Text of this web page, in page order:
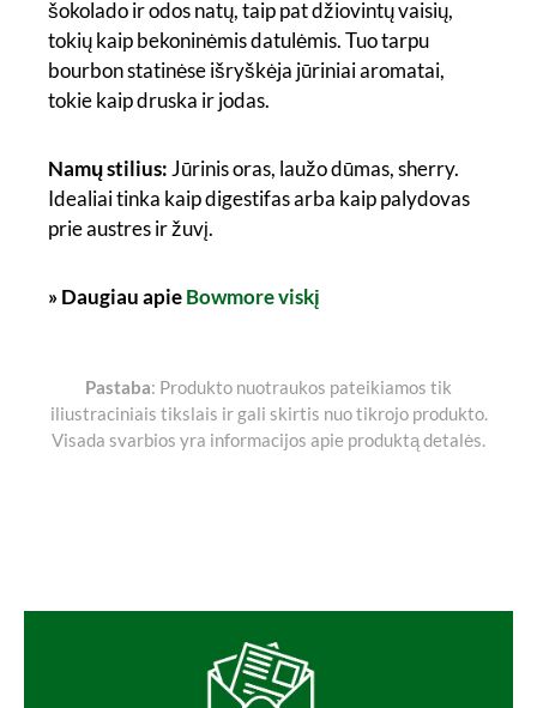
šokolado ir odos natų, taip pat džiovintų vaisių,
tokių kaip bekoninėmis datulėmis. Tuo tarpu
bourbon statinėse išryškėja jūriniai aromatai,
tokie kaip druska ir jodas.
Namų stilius: Jūrinis oras, laužo dūmas, sherry.
Idealiai tinka kaip digestifas arba kaip palydovas
prie austres ir žuvį.
» Daugiau apieBowmore viskį
Pastaba: Produkto nuotraukos pateikiamos tik
iliustraciniais tikslais ir gali skirtis nuo tikrojo produkto.
Visada svarbios yra informacijos apie produktą detalės.